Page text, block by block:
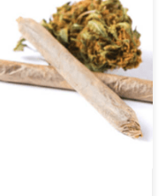
korzyści, których
Od łatwego,
i wyrafinowane
cannabis,
oleje, ekstrakty